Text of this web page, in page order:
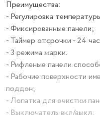
Преимущества:
- Регулировка
- Фиксированные панели;
- Таймер отсрочки - 24
- 3 режима жарки.
- Рифленые панели
- Рабочие поверхности
поддон;
- Лопатка для очистки